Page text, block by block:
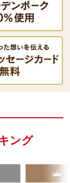
ング